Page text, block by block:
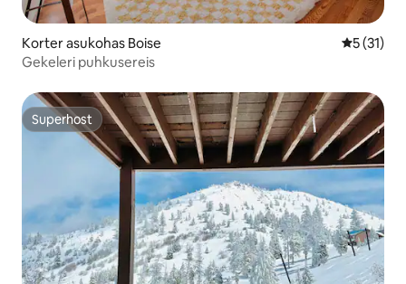
Korter asukohas Boise
5 (31)
Gekeleri puhkusereis
Superhost
Superhost